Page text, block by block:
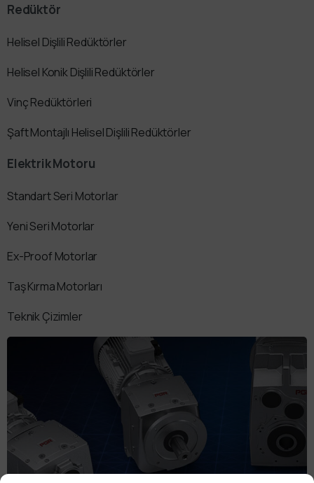
Redüktör
Helisel Dişlili Redüktörler
Helisel Konik Dişlili Redüktörler
Vinç Redüktörleri
Şaft Montajlı Helisel Dişlili Redüktörler
Elektrik Motoru
Standart Seri Motorlar
Yeni Seri Motorlar
Ex-Proof Motorlar
Taş Kırma Motorları
Teknik Çizimler